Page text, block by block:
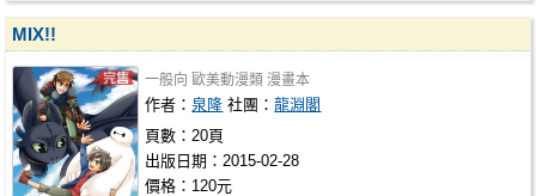
MIX!!
一般向 歐美動漫類 漫畫本
作者： 泉隆 社團：龍淵閣
頁數：20頁
出版日期：2015-02-28
價格：120元